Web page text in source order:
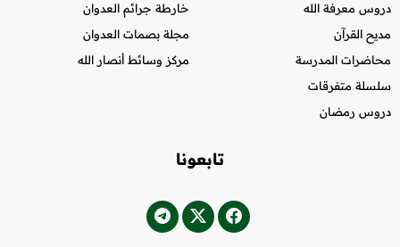
دروس معرفة الله
مديح القرآن
محاضرات المدرسة
سلسلة متفرقات
دروس رمضان
خارطة جرائم العدوان
مجلة بصمات العدوان
مركز وسائط أنصار الله
تابعونا